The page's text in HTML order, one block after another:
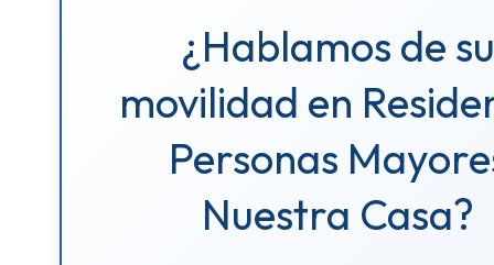
¿Hablamos de su
movilidad en
Personas
Nuestra Casa?